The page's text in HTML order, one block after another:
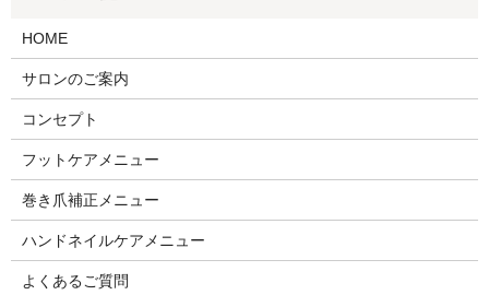
HOME
サロンのご案内
コンセプト
フットケアメニュー
巻き爪補正メニュー
ハンドネイルケアメニュー
よくあるご質問